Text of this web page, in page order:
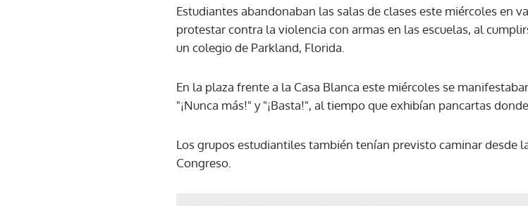
Estudiantes abandonaban las salas de clases este miércoles en
protestar contra la violencia con armas en las escuelas, al
un colegio de Parkland, Florida.
En la plaza frente a la Casa Blanca este miércoles se
"¡Nunca más!" y "¡Basta!", al tiempo que exhibían pancartas
Los grupos estudiantiles también tenían previsto caminar desde
Congreso.